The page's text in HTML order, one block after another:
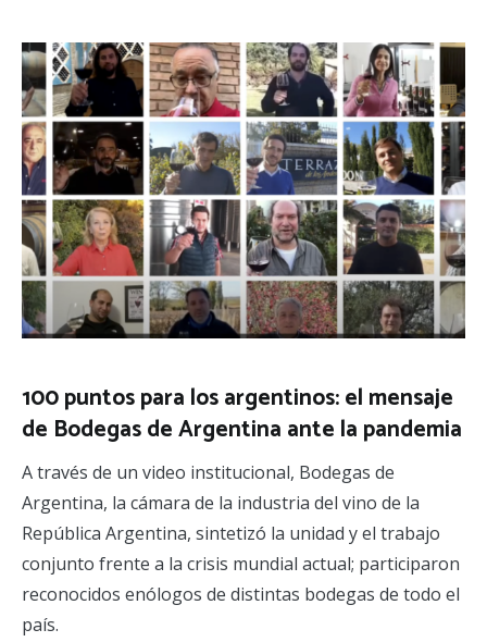
100 puntos para los argentinos: el mensaje
de Bodegas de Argentina ante la pandemia
A través de un video institucional, Bodegas de
Argentina, la cámara de la industria del vino de la
República Argentina, sintetizó la unidad y el trabajo
conjunto frente a la crisis mundial actual; participaron
reconocidos enólogos de distintas bodegas de todo el
país.